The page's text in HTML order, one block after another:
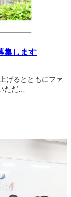
集します
げるとともにファ
ただ…